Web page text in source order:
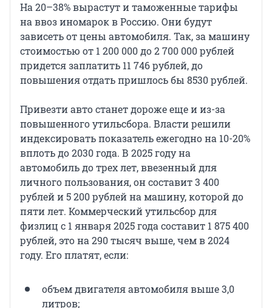
На 20–38% вырастут и таможенные тарифы
на ввоз иномарок в Россию. Они будут
зависеть от цены автомобиля. Так, за машину
стоимостью от 1 200 000 до 2 700 000 рублей
придется заплатить 11 746 рублей, до
повышения отдать пришлось бы 8530 рублей.
Привезти авто станет дороже еще и из-за
повышенного утильсбора. Власти решили
индексировать показатель ежегодно на 10-20%
вплоть до 2030 года. В 2025 году на
автомобиль до трех лет, ввезенный для
личного пользования, он составит 3 400
рублей и 5 200 рублей на машину, которой до
пяти лет. Коммерческий утильсбор для
физлиц с 1 января 2025 года составит 1 875 400
рублей, это на 290 тысяч выше, чем в 2024
году. Его платят, если:
объем двигателя автомобиля выше 3,0
литров;